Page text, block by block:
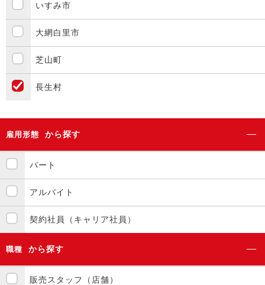
いすみ市
大網白里市
芝山町
長生村
雇用形態 から探す
パート
アルバイト
契約社員（キャリア社員）
職種 から探す
販売スタッフ（店舗）